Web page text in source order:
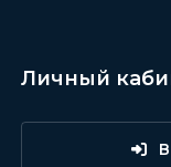
Личный